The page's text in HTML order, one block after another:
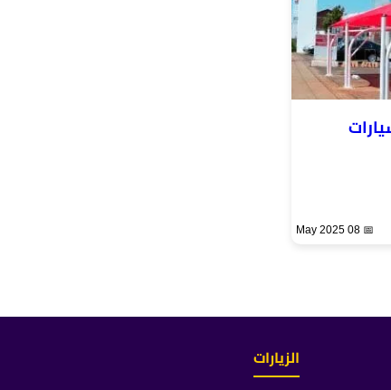
📅 08 May 2025
الزيارات